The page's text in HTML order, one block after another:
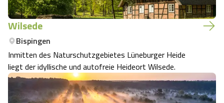
Wilsede
Bispingen
Inmitten des Naturschutzgebietes Lüneburger Heide
liegt der idyllische und autofreie Heideort Wilsede.